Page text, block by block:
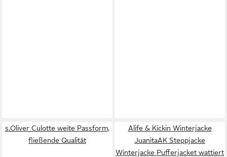
s.Oliver Culotte weite Passform,
fließende Qualität
Alife & Kickin Winterjacke
JuanitaAK Steppjacke
Winterjacke Pufferjacket wattiert